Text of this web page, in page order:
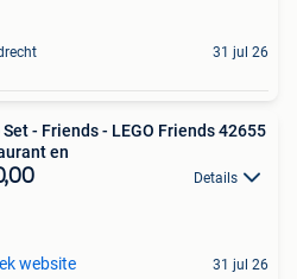
31 jul 26
Set - Friends - LEGO Friends 42655
en
Details
website 31 jul 26